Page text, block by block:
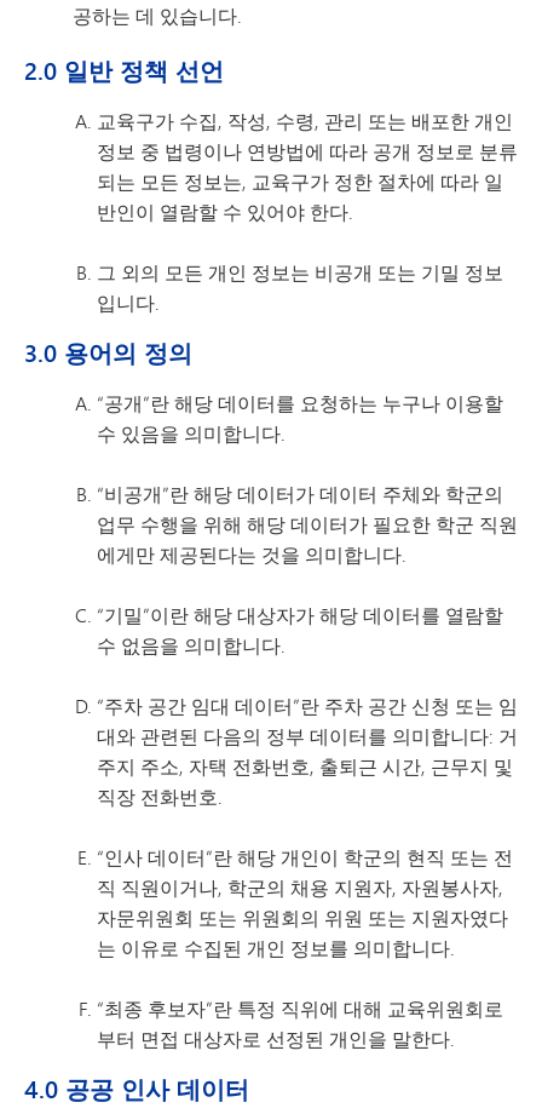
공하는 데 있습니다.
2.0 일반 정책 선언
교육구가 수집, 작성, 수령, 관리 또는 배포한 개인
정보 중 법령이나 연방법에 따라 공개 정보로 분류
되는 모든 정보는, 교육구가 정한 절차에 따라 일
반인이 열람할 수 있어야 한다.
그 외의 모든 개인 정보는 비공개 또는 기밀 정보
입니다.
3.0 용어의 정의
“공개”란 해당 데이터를 요청하는 누구나 이용할
수 있음을 의미합니다.
“비공개”란 해당 데이터가 데이터 주체와 학군의
업무 수행을 위해 해당 데이터가 필요한 학군 직원
에게만 제공된다는 것을 의미합니다.
“기밀”이란 해당 대상자가 해당 데이터를 열람할
수 없음을 의미합니다.
“주차 공간 임대 데이터”란 주차 공간 신청 또는 임
대와 관련된 다음의 정부 데이터를 의미합니다: 거
주지 주소, 자택 전화번호, 출퇴근 시간, 근무지 및
직장 전화번호.
“인사 데이터”란 해당 개인이 학군의 현직 또는 전
직 직원이거나, 학군의 채용 지원자, 자원봉사자,
자문위원회 또는 위원회의 위원 또는 지원자였다
는 이유로 수집된 개인 정보를 의미합니다.
“최종 후보자”란 특정 직위에 대해 교육위원회로
부터 면접 대상자로 선정된 개인을 말한다.
4.0 공공 인사 데이터